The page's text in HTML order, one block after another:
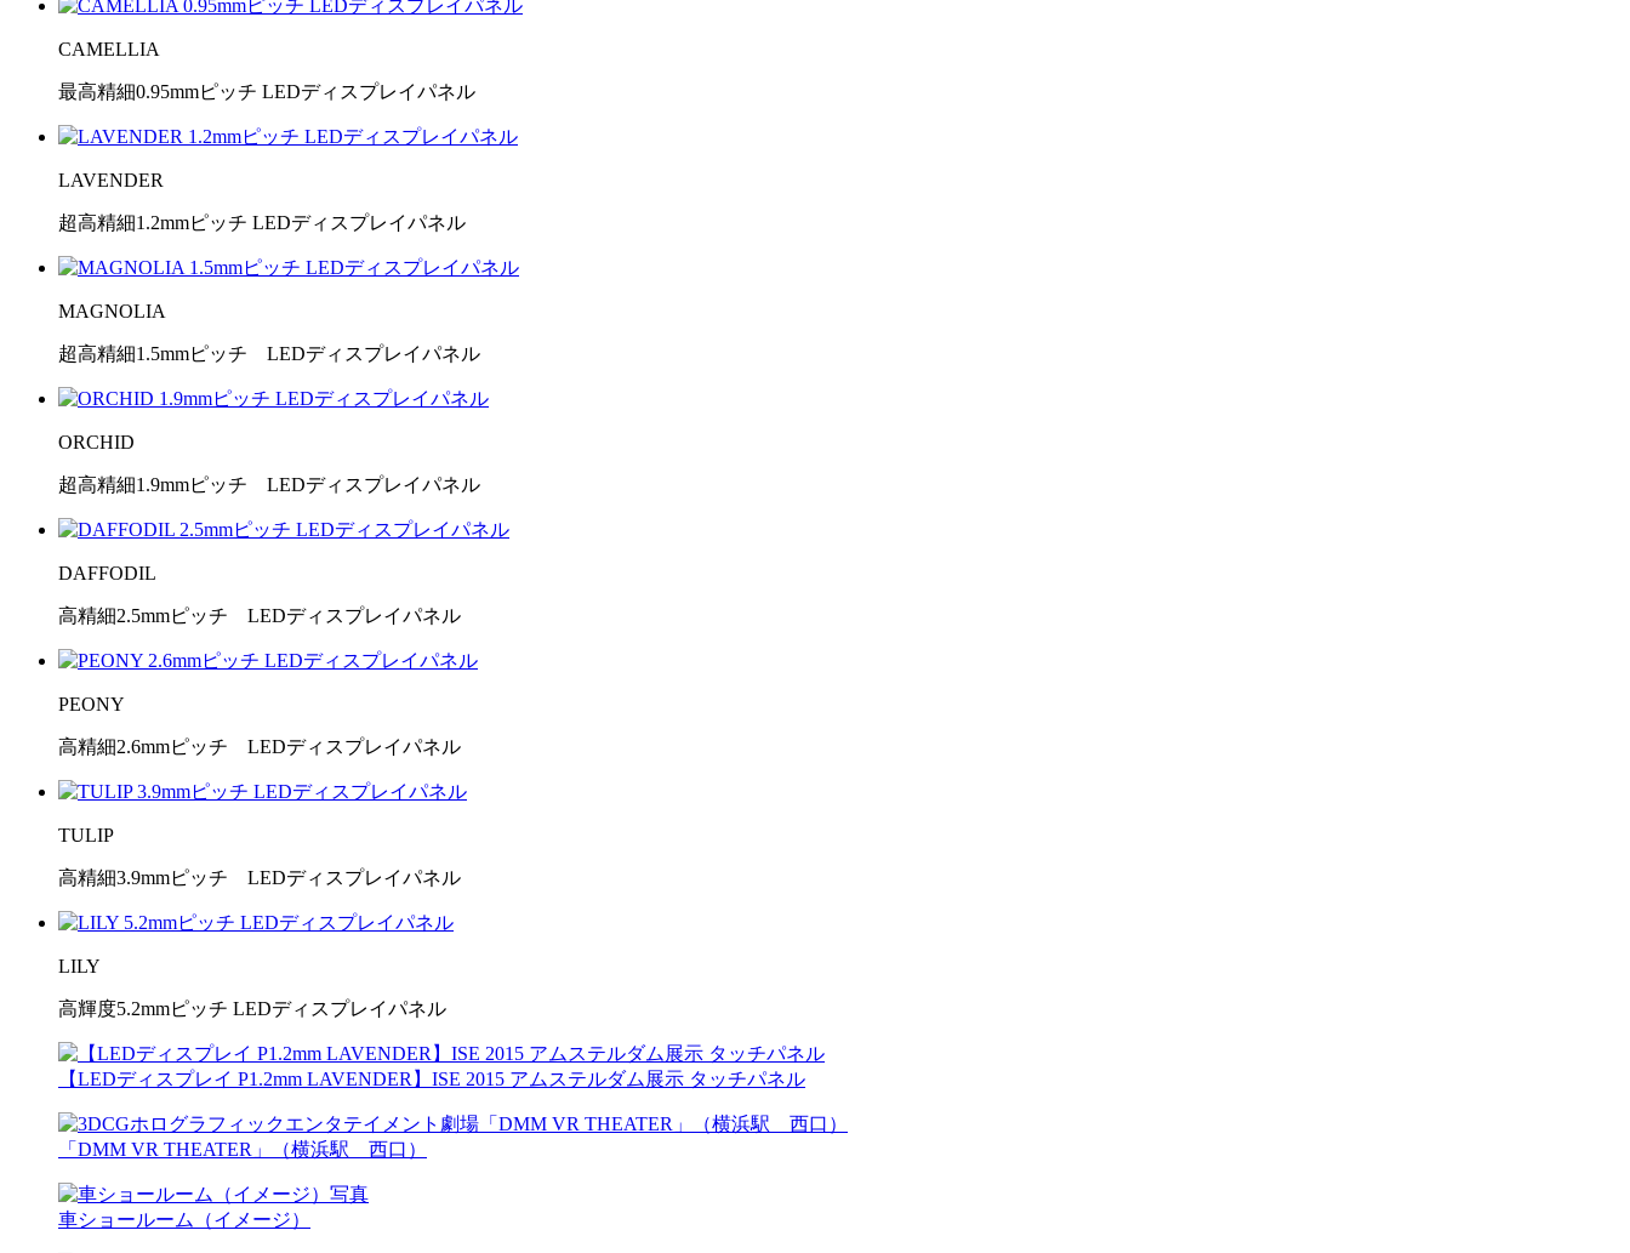
CAMELLIA
最高精細0.95mmピッチ LEDディスプレイパネル
LAVENDER
超高精細1.2mmピッチ LEDディスプレイパネル
MAGNOLIA
超高精細1.5mmピッチ LEDディスプレイパネル
ORCHID
超高精細1.9mmピッチ LEDディスプレイパネル
DAFFODIL
高精細2.5mmピッチ LEDディスプレイパネル
PEONY
高精細2.6mmピッチ LEDディスプレイパネル
TULIP
高精細3.9mmピッチ LEDディスプレイパネル
LILY
高輝度5.2mmピッチ LEDディスプレイパネル
【LEDディスプレイ P1.2mm LAVENDER】ISE 2015 アムステルダム展示 タッチパネル
「DMM VR THEATER」（横浜駅 西口）
車ショールーム（イメージ）